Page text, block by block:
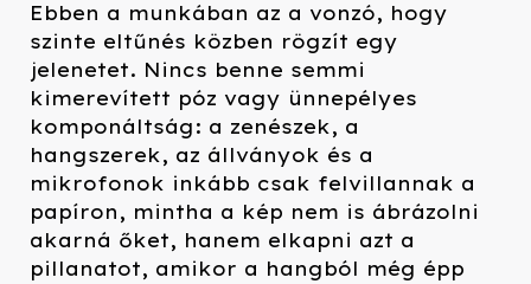
Ebben a munkában az a vonzó, hogy
szinte eltűnés közben rögzít egy
jelenetet. Nincs benne semmi
kimerevített póz vagy ünnepélyes
komponáltság: a zenészek, a
hangszerek, az állványok és a
mikrofonok inkább csak felvillannak a
papíron, mintha a kép nem is ábrázolni
akarná őket, hanem elkapni azt a
pillanatot, amikor a hangból még épp